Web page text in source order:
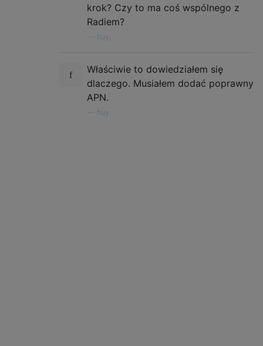
krok? Czy to ma coś wspólnego z
Radiem?
huy,
Właściwie to dowiedziałem się
dlaczego. Musiałem dodać poprawny
APN.
huy